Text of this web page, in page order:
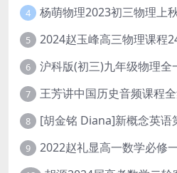
4
5
6
7 王芳讲中国历史音频课程
8
9